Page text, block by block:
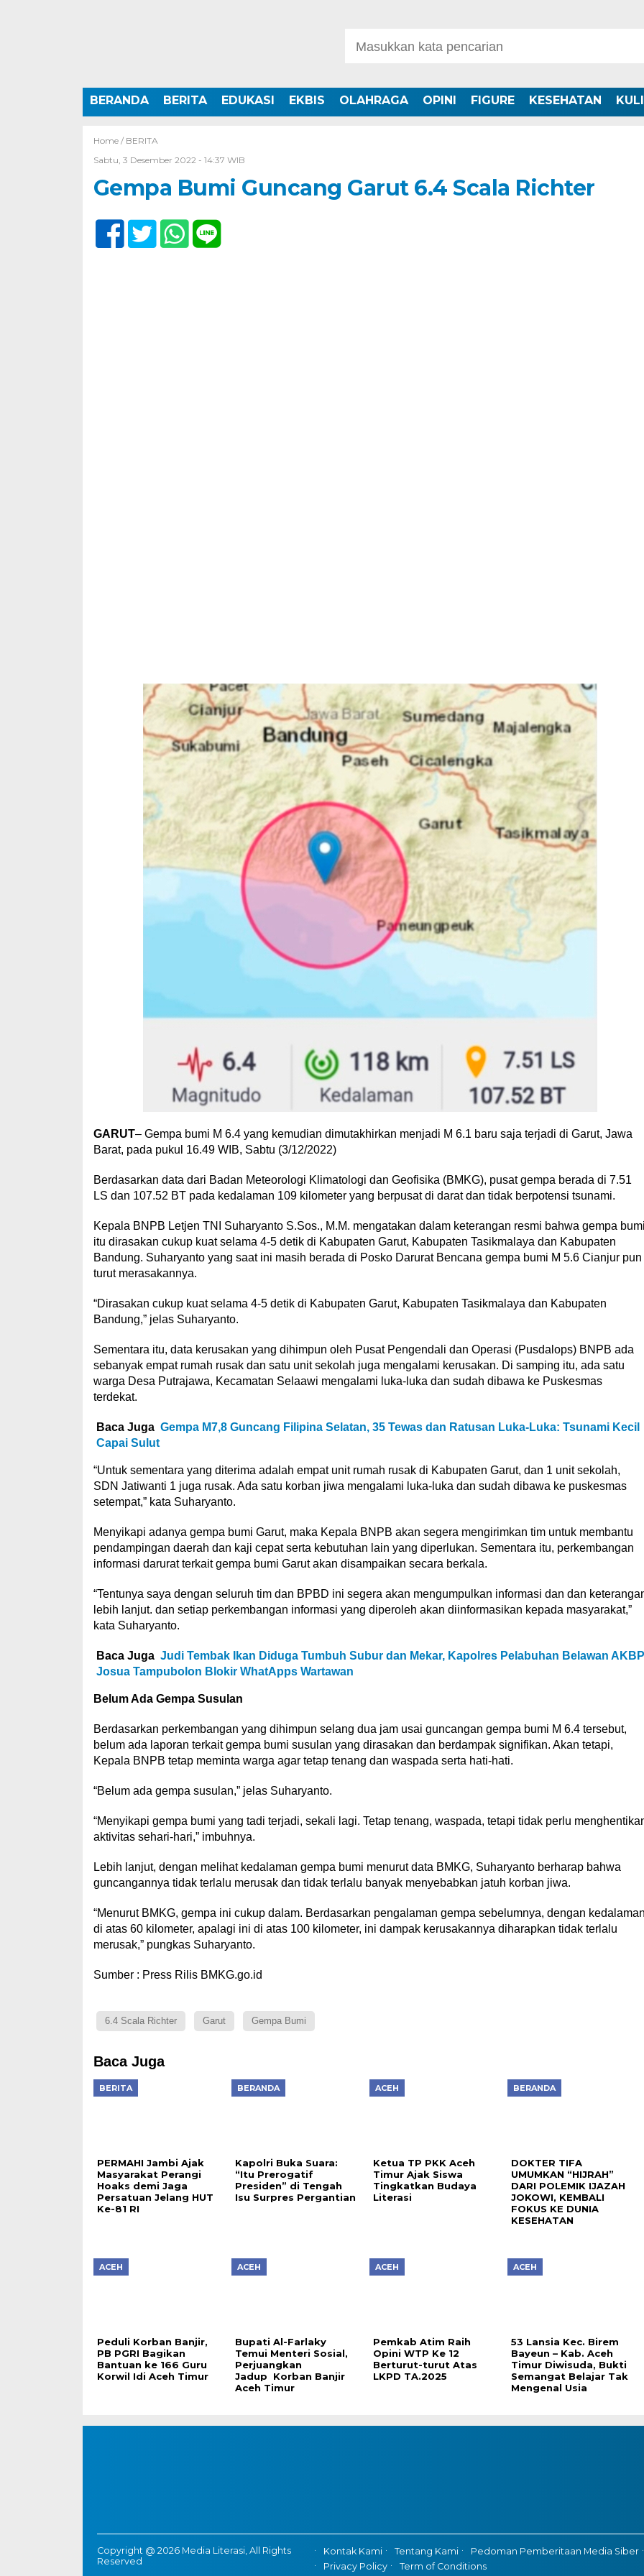
BERANDA BERITA EDUKASI EKBIS OLAHRAGA OPINI FIGURE KESEHATAN
Home / BERITA
Sabtu, 3 Desember 2022 - 14:37 WIB
Gempa Bumi Guncang Garut 6.4 Scala Richter
GARUT– Gempa bumi M 6.4 yang kemudian dimutakhirkan menjadi M 6.1 baru saja terjadi di Garut, Jawa
Barat, pada pukul 16.49 WIB, Sabtu (3/12/2022)
Berdasarkan data dari Badan Meteorologi Klimatologi dan Geofisika (BMKG), pusat gempa berada di 7.51
LS dan 107.52 BT pada kedalaman 109 kilometer yang berpusat di darat dan tidak berpotensi tsunami.
Kepala BNPB Letjen TNI Suharyanto S.Sos., M.M. mengatakan dalam keterangan resmi bahwa gempa
itu dirasakan cukup kuat selama 4-5 detik di Kabupaten Garut, Kabupaten Tasikmalaya dan Kabupaten
Bandung. Suharyanto yang saat ini masih berada di Posko Darurat Bencana gempa bumi M 5.6 Cianjur pun
turut merasakannya.
“Dirasakan cukup kuat selama 4-5 detik di Kabupaten Garut, Kabupaten Tasikmalaya dan Kabupaten
Bandung,” jelas Suharyanto.
Sementara itu, data kerusakan yang dihimpun oleh Pusat Pengendali dan Operasi (Pusdalops) BNPB ada
sebanyak empat rumah rusak dan satu unit sekolah juga mengalami kerusakan. Di samping itu, ada satu
warga Desa Putrajawa, Kecamatan Selaawi mengalami luka-luka dan sudah dibawa ke Puskesmas
terdekat.
Baca Juga Gempa M7,8 Guncang Filipina Selatan, 35 Tewas dan Ratusan Luka-Luka: Tsunami Kecil
Capai Sulut
“Untuk sementara yang diterima adalah empat unit rumah rusak di Kabupaten Garut, dan 1 unit sekolah,
SDN Jatiwanti 1 juga rusak. Ada satu korban jiwa mengalami luka-luka dan sudah dibawa ke puskesmas
setempat,” kata Suharyanto.
Menyikapi adanya gempa bumi Garut, maka Kepala BNPB akan segera mengirimkan tim untuk membantu
pendampingan daerah dan kaji cepat serta kebutuhan lain yang diperlukan. Sementara itu, perkembangan
informasi darurat terkait gempa bumi Garut akan disampaikan secara berkala.
“Tentunya saya dengan seluruh tim dan BPBD ini segera akan mengumpulkan informasi dan dan
lebih lanjut. dan setiap perkembangan informasi yang diperoleh akan diinformasikan kepada masyarakat,”
kata Suharyanto.
Baca Juga Judi Tembak Ikan Diduga Tumbuh Subur dan Mekar, Kapolres Pelabuhan Belawan AKBP
Josua Tampubolon Blokir WhatApps Wartawan
Belum Ada Gempa Susulan
Berdasarkan perkembangan yang dihimpun selang dua jam usai guncangan gempa bumi M 6.4 tersebut,
belum ada laporan terkait gempa bumi susulan yang dirasakan dan berdampak signifikan. Akan tetapi,
Kepala BNPB tetap meminta warga agar tetap tenang dan waspada serta hati-hati.
“Belum ada gempa susulan,” jelas Suharyanto.
“Menyikapi gempa bumi yang tadi terjadi, sekali lagi. Tetap tenang, waspada, tetapi tidak perlu
aktivitas sehari-hari,” imbuhnya.
Lebih lanjut, dengan melihat kedalaman gempa bumi menurut data BMKG, Suharyanto berharap bahwa
guncangannya tidak terlalu merusak dan tidak terlalu banyak menyebabkan jatuh korban jiwa.
“Menurut BMKG, gempa ini cukup dalam. Berdasarkan pengalaman gempa sebelumnya, dengan
di atas 60 kilometer, apalagi ini di atas 100 kilometer, ini dampak kerusakannya diharapkan tidak terlalu
merusak,” pungkas Suharyanto.
Sumber : Press Rilis BMKG.go.id
6.4 Scala Richter Garut Gempa Bumi
Baca Juga
BERITA
PERMAHI Jambi Ajak
Masyarakat Perangi
Hoaks demi Jaga
Persatuan Jelang HUT
Ke-81 RI
BERANDA
Kapolri Buka Suara:
“Itu Prerogatif
Presiden” di Tengah
Isu Surpres Pergantian
ACEH
Ketua TP PKK Aceh
Timur Ajak Siswa
Tingkatkan Budaya
Literasi
BERANDA
DOKTER TIFA
UMUMKAN “HIJRAH”
DARI POLEMIK IJAZAH
JOKOWI, KEMBALI
FOKUS KE DUNIA
KESEHATAN
ACEH
Peduli Korban Banjir,
PB PGRI Bagikan
Bantuan ke 166 Guru
Korwil Idi Aceh Timur
ACEH
Bupati Al-Farlaky
Temui Menteri Sosial,
Perjuangkan
Jadup Korban Banjir
Aceh Timur
ACEH
Pemkab Atim Raih
Opini WTP Ke 12
Berturut-turut Atas
LKPD TA.2025
ACEH
53 Lansia Kec. Birem
Bayeun – Kab. Aceh
Timur Diwisuda, Bukti
Semangat Belajar Tak
Mengenal Usia
Copyright @ 2026 Media Literasi, All Rights
Reserved
Kontak Kami Tentang Kami
Pedoman Pemberitaan Media Siber
Privacy Policy
Term of Conditions